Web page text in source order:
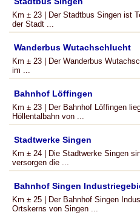
Km ± 23 | Der Stadtbus Singen ist
der Stadt ...
Wanderbus Wutachschlucht
Km ± 23 | Der Wanderbus
im ...
Bahnhof Löffingen
Km ± 23 | Der Bahnhof Löffingen
Höllentalbahn von ...
Stadtwerke Singen
Km ± 24 | Die Stadtwerke Singen
versorgen die ...
Bahnhof Singen
Km ± 25 | Der Bahnhof Singen
Ortskerns von Singen ...